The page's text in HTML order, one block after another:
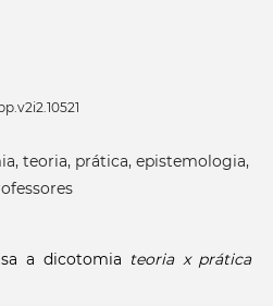
teoria, prática, epistemologia,
a dicotomia teoria x prática